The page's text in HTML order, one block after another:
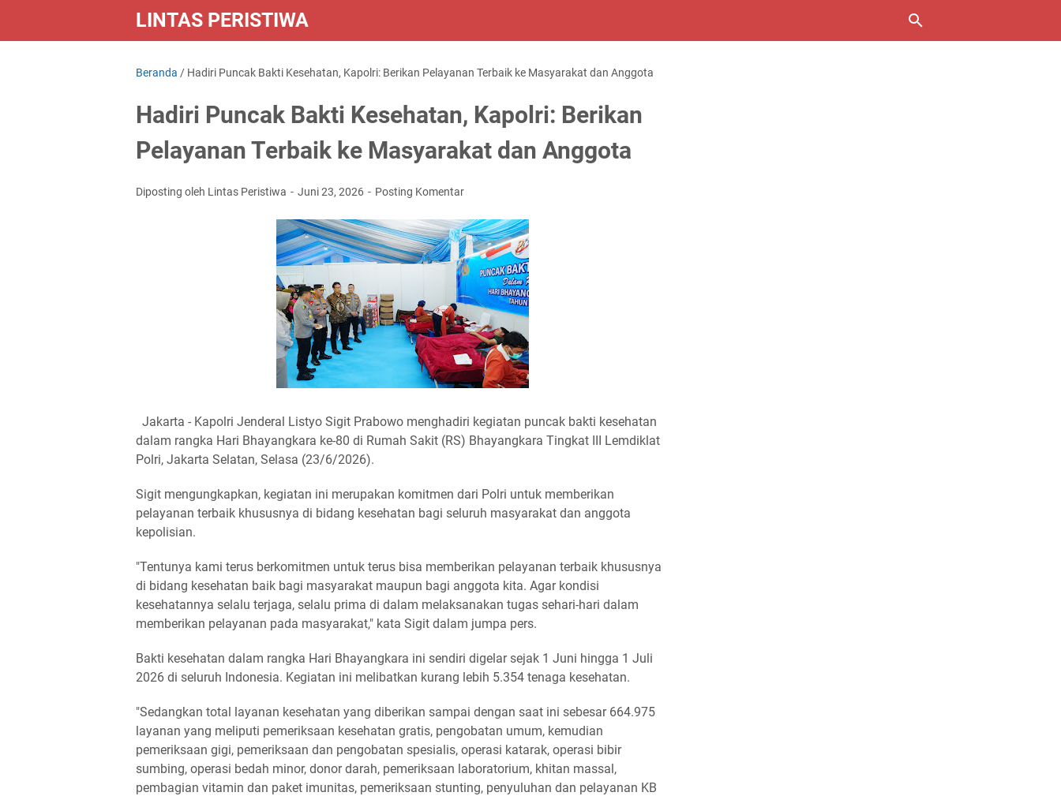
LINTAS PERISTIWA
Beranda / Hadiri Puncak Bakti Kesehatan, Kapolri: Berikan Pelayanan Terbaik ke Masyarakat dan Anggota
Hadiri Puncak Bakti Kesehatan, Kapolri: Berikan
Pelayanan Terbaik ke Masyarakat dan Anggota
Diposting oleh Lintas Peristiwa Juni 23, 2026 Posting Komentar
Jakarta - Kapolri Jenderal Listyo Sigit Prabowo menghadiri kegiatan puncak bakti kesehatan
dalam rangka Hari Bhayangkara ke-80 di Rumah Sakit (RS) Bhayangkara Tingkat III Lemdiklat
Polri, Jakarta Selatan, Selasa (23/6/2026).
Sigit mengungkapkan, kegiatan ini merupakan komitmen dari Polri untuk memberikan
pelayanan terbaik khususnya di bidang kesehatan bagi seluruh masyarakat dan anggota
kepolisian.
"Tentunya kami terus berkomitmen untuk terus bisa memberikan pelayanan terbaik khususnya
di bidang kesehatan baik bagi masyarakat maupun bagi anggota kita. Agar kondisi
kesehatannya selalu terjaga, selalu prima di dalam melaksanakan tugas sehari-hari dalam
memberikan pelayanan pada masyarakat," kata Sigit dalam jumpa pers.
Bakti kesehatan dalam rangka Hari Bhayangkara ini sendiri digelar sejak 1 Juni hingga 1 Juli
2026 di seluruh Indonesia. Kegiatan ini melibatkan kurang lebih 5.354 tenaga kesehatan.
"Sedangkan total layanan kesehatan yang diberikan sampai dengan saat ini sebesar 664.975
layanan yang meliputi pemeriksaan kesehatan gratis, pengobatan umum, kemudian
pemeriksaan gigi, pemeriksaan dan pengobatan spesialis, operasi katarak, operasi bibir
sumbing, operasi bedah minor, donor darah, pemeriksaan laboratorium, khitan massal,
pembagian vitamin dan paket imunitas, pemeriksaan stunting, penyuluhan dan pelayanan KB